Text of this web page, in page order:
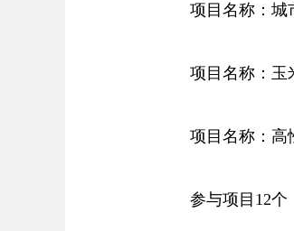
项目名称：城市
项目名称：玉米
项目名称：高性
参与项目12个